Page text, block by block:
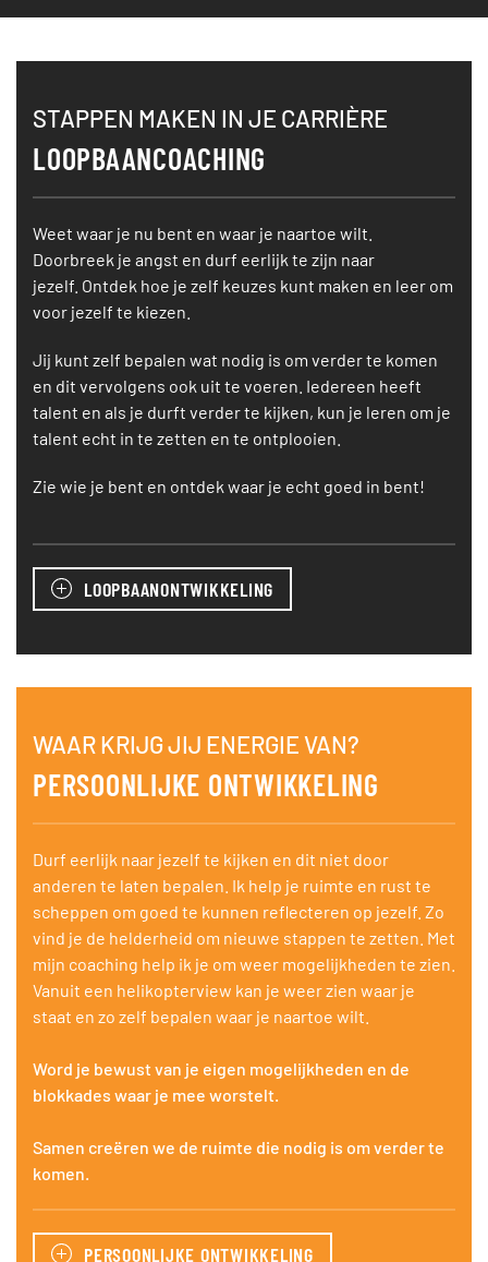
STAPPEN MAKEN IN JE CARRIÈRE
LOOPBAANCOACHING
Weet waar je nu bent en waar je naartoe wilt.
Doorbreek je angst en durf eerlijk te zijn naar
jezelf. Ontdek hoe je zelf keuzes kunt maken en leer om
voor jezelf te kiezen.
Jij kunt zelf bepalen wat nodig is om verder te komen
en dit vervolgens ook uit te voeren. Iedereen heeft
talent en als je durft verder te kijken, kun je leren om je
talent echt in te zetten en te ontplooien.
Zie wie je bent en ontdek waar je echt goed in bent!
LOOPBAANONTWIKKELING
WAAR KRIJG JIJ ENERGIE VAN?
PERSOONLIJKE ONTWIKKELING
Durf eerlijk naar jezelf te kijken en dit niet door
anderen te laten bepalen. Ik help je ruimte en rust te
scheppen om goed te kunnen reflecteren op jezelf. Zo
vind je de helderheid om nieuwe stappen te zetten. Met
mijn coaching help ik je om weer mogelijkheden te zien.
Vanuit een helikopterview kan je weer zien waar je
staat en zo zelf bepalen waar je naartoe wilt.
Word je bewust van je eigen mogelijkheden en de
blokkades waar je mee worstelt.
Samen creëren we de ruimte die nodig is om verder te
komen.
PERSOONLIJKE ONTWIKKELING